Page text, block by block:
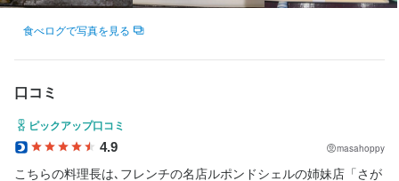
食べログで写真を見る
口コミ
ピックアップ口コミ
4.9 masahoppy
こちらの料理長は､フレンチの名店ルポンドシェルの姉妹店「さが
ポジティブな方
歓迎スキル・経験
選考の流れ
お店の採用担当者からのメッセージ
少しでも興味がある方はご連絡下さい。